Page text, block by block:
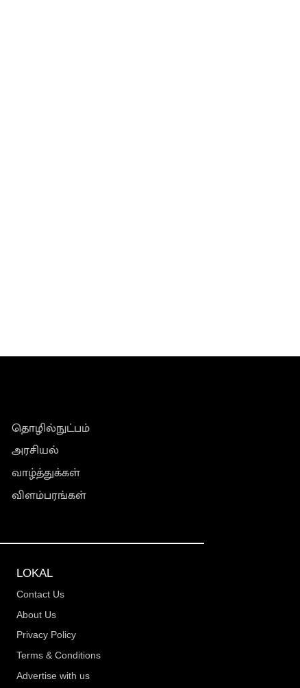
தொழில்நுட்பம்
அரசியல்
வாழ்த்துக்கள்
விளம்பரங்கள்
LOKAL
Contact Us
About Us
Privacy Policy
Terms & Conditions
Advertise with us